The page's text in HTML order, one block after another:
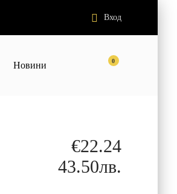
Вход
0
Новини
€22.24
43.50лв.